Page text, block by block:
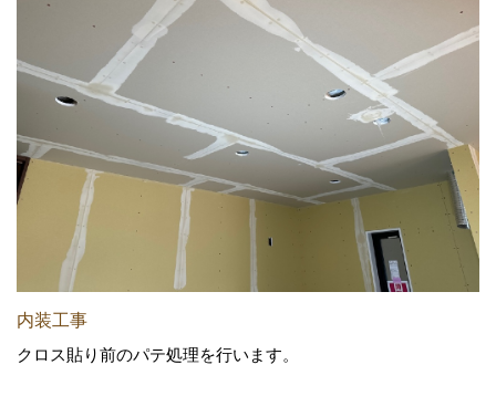
内装工事
クロス貼り前のパテ処理を行います。